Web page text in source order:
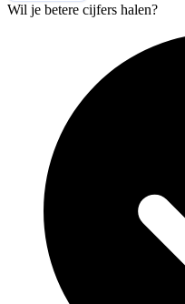
Wil je betere cijfers halen?